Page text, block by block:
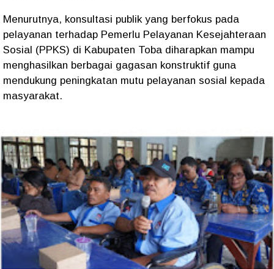
Menurutnya, konsultasi publik yang berfokus pada
pelayanan terhadap Pemerlu Pelayanan Kesejahteraan
Sosial (PPKS) di Kabupaten Toba diharapkan mampu
menghasilkan berbagai gagasan konstruktif guna
mendukung peningkatan mutu pelayanan sosial kepada
masyarakat.